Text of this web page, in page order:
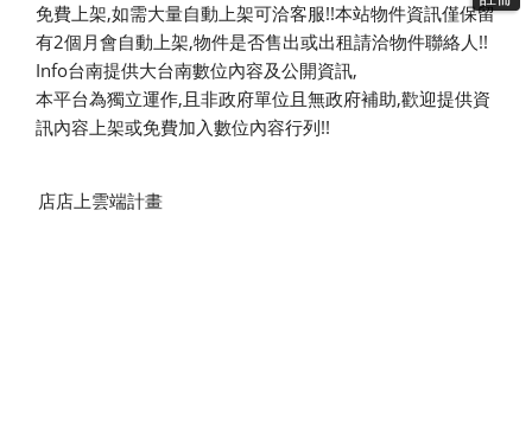
免費上架,如需大量自動上架可洽客服!!本站物件資訊僅保留
有2個月會自動上架,物件是否售出或出租請洽物件聯絡人!!
Info台南提供大台南數位內容及公開資訊,
本平台為獨立運作,且非政府單位且無政府補助,歡迎提供資
訊內容上架或免費加入數位內容行列!!
店店上雲端計畫